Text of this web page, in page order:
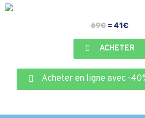
69€ = 41€​
ACHETER
Acheter en ligne avec -